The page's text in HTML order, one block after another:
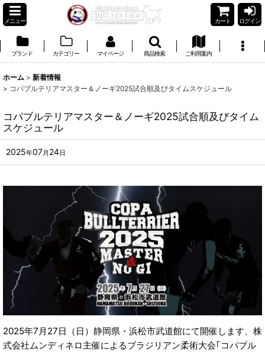
メニュー カート ログイン
ブランド カテゴリー マイページ 商品検索 ご利用案内
ホーム > 新着情報
> コパブルテリアマスター＆ノーギ2025試合順及びタイムスケジュール
コパブルテリアマスター＆ノーギ2025試合順及びタイム
スケジュール
2025年07月 24日
2025年7月27日（日）静岡県・浜松市武道館にて開催します、株
式会社ムンディネロ主催によるブラジリアン柔術大会｢コパブル